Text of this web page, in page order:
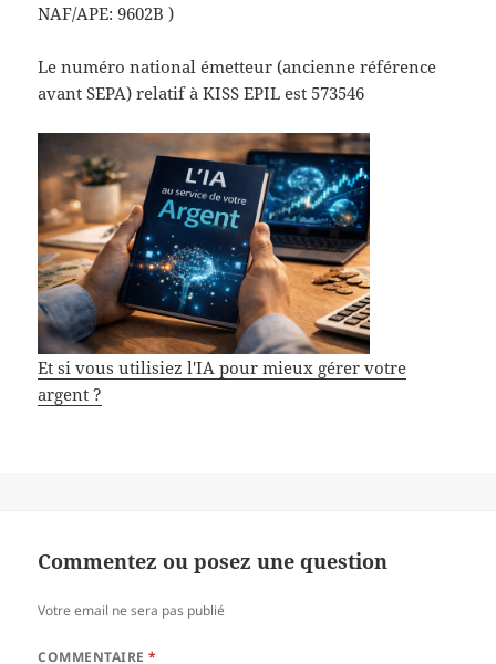
NAF/APE: 9602B )
Le numéro national émetteur (ancienne référence
avant SEPA) relatif à KISS EPIL est 573546
Et si vous utilisiez l'IA pour mieux gérer votre
argent ?
Commentez ou posez une question
Votre email ne sera pas publié
COMMENTAIRE*